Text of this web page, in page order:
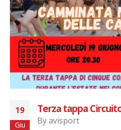
16
Gen
91 CINQUE MULINI
Byavisport